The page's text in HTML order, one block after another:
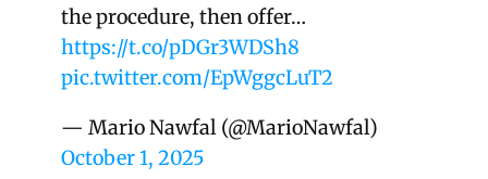
the procedure, then offer…
https://t.co/pDGr3WDSh8
pic.twitter.com/EpWggcLuT2
— Mario Nawfal (@MarioNawfal)
October 1, 2025